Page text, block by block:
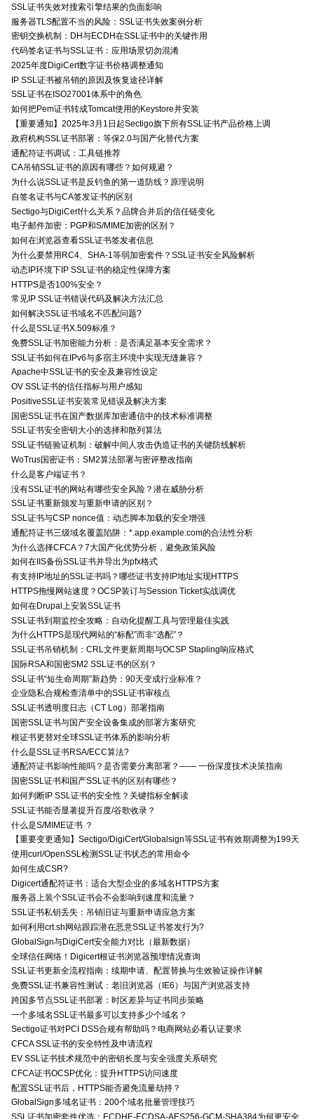
SSL证书失效对搜索引擎结果的负面影响
服务器TLS配置不当的风险：SSL证书失效案例分析
密钥交换机制：DH与ECDH在SSL证书中的关键作用
代码签名证书与SSL证书：应用场景切勿混淆
2025年度DigiCert数字证书价格调整通知
IP SSL证书被吊销的原因及恢复途径详解
SSL证书在ISO27001体系中的角色
如何把Pem证书转成Tomcat使用的Keystore并安装
【重要通知】2025年3月1日起Sectigo旗下所有SSL证书产品价格上调
政府机构SSL证书部署：等保2.0与国产化替代方案
通配符证书调试：工具链推荐
CA吊销SSL证书的原因有哪些？如何规避？
为什么说SSL证书是反钓鱼的第一道防线？原理说明
自签名证书与CA签发证书的区别
Sectigo与DigiCert什么关系？品牌合并后的信任链变化
电子邮件加密：PGP和S/MIME加密的区别？
如何在浏览器查看SSL证书签发者信息
为什么要禁用RC4、SHA-1等弱加密套件？SSL证书安全风险解析
动态IP环境下IP SSL证书的稳定性保障方案
HTTPS是否100%安全？
常见IP SSL证书错误代码及解决方法汇总
如何解决SSL证书域名不匹配问题?
什么是SSL证书X.509标准？
免费SSL证书加密能力分析：是否满足基本安全需求？
SSL证书如何在IPv6与多宿主环境中实现无缝兼容？
Apache中SSL证书的安全及兼容性设定
OV SSL证书的信任指标与用户感知
PositiveSSL证书安装常见错误及解决方案
国密SSL证书在国产数据库加密通信中的技术标准调整
SSL证书安全密钥大小的选择和散列算法
SSL证书链验证机制：破解中间人攻击伪造证书的关键防线解析
WoTrus国密证书：SM2算法部署与密评整改指南
什么是客户端证书？
没有SSL证书的网站有哪些安全风险？潜在威胁分析
SSL证书重新颁发与重新申请的区别？
SSL证书与CSP nonce值：动态脚本加载的安全增强
通配符证书三级域名覆盖陷阱：*.app.example.com的合法性分析
为什么选择CFCA？7大国产化优势分析，避免政策风险
如何在IIS备份SSL证书并导出为pfx格式
有支持IP地址的SSL证书吗？哪些证书支持IP地址实现HTTPS
HTTPS拖慢网站速度？OCSP装订与Session Ticket实战调优
如何在Drupal上安装SSL证书
SSL证书到期监控全攻略：自动化提醒工具与管理最佳实践
为什么HTTPS是现代网站的“标配”而非“选配”？
SSL证书吊销机制：CRL文件更新周期与OCSP Stapling响应格式
国际RSA和国密SM2 SSL证书的区别？
SSL证书“短生命周期”新趋势：90天变成行业标准？
企业隐私合规检查清单中的SSL证书审核点
SSL证书透明度日志（CT Log）部署指南
国密SSL证书与国产安全设备集成的部署方案研究
根证书更替对全球SSL证书体系的影响分析
什么是SSL证书RSA/ECC算法?
通配符证书影响性能吗？是否需要分离部署？—— 一份深度技术决策指南
国密SSL证书和国产SSL证书的区别有哪些？
如何判断IP SSL证书的安全性？关键指标全解读
SSL证书能否显著提升百度/谷歌收录？
什么是S/MIME证书 ？
【重要变更通知】Sectigo/DigiCert/Globalsign等SSL证书有效期调整为199天
使用curl/OpenSSL检测SSL证书状态的常用命令
如何生成CSR?
Digicert通配符证书：适合大型企业的多域名HTTPS方案
服务器上装个SSL证书会不会影响到速度和流量？
SSL证书私钥丢失：吊销旧证与重新申请应急方案
如何利用crt.sh网站跟踪潜在恶意SSL证书签发行为?
GlobalSign与DigiCert安全能力对比（最新数据）
全球信任网络！Digicert根证书浏览器预埋情况查询
SSL证书更新全流程指南：续期申请、配置替换与生效验证操作详解
免费SSL证书兼容性测试：老旧浏览器（IE6）与国产浏览器支持
跨国多节点SSL证书部署：时区差异与证书同步策略
一个多域名SSL证书最多可以支持多少个域名？
Sectigo证书对PCI DSS合规有帮助吗？电商网站必看认证要求
CFCA SSL证书的安全特性及申请流程
EV SSL证书技术规范中的密钥长度与安全强度关系研究
CFCA证书OCSP优化：提升HTTPS访问速度
配置SSL证书后，HTTPS能否避免流量劫持？
GlobalSign多域名证书：200个域名批量管理技巧
SSL证书加密套件优选：ECDHE-ECDSA-AES256-GCM-SHA384为何更安全